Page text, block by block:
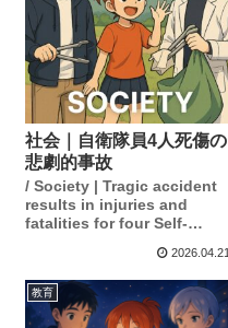
社会｜自衛隊員4人死傷の
悲劇的事故
/ Society | Tragic accident
results in injuries and
fatalities for four Self-
2026.04.21
教育